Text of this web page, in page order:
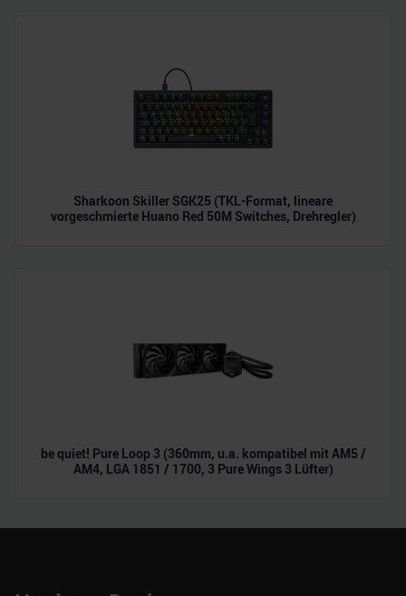
Sharkoon Skiller SGK25 (TKL-Format, lineare
vorgeschmierte Huano Red 50M Switches, Drehregler)
be quiet! Pure Loop 3 (360mm, u.a. kompatibel mit AM5 /
AM4, LGA 1851 / 1700, 3 Pure Wings 3 Lüfter)